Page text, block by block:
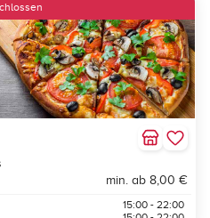
min. ab 8,00 €
15:00 - 22:00